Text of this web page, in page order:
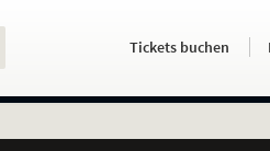
Servicefunktionen
Aktuelles
HierTickets buchen .